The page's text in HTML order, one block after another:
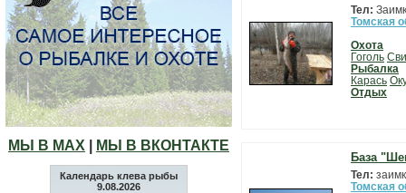
МЫ В МАХ МЫ В ВКОНТАКТЕ
Календарь клева рыбы
9.08.2026
Тел:
Томская
Охота
Гоголь
Рыбалка
Карась
Отдых
База
Тел:
Томская